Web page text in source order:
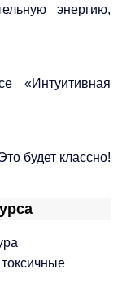
энергию,
«Интуитивная
будет классно!